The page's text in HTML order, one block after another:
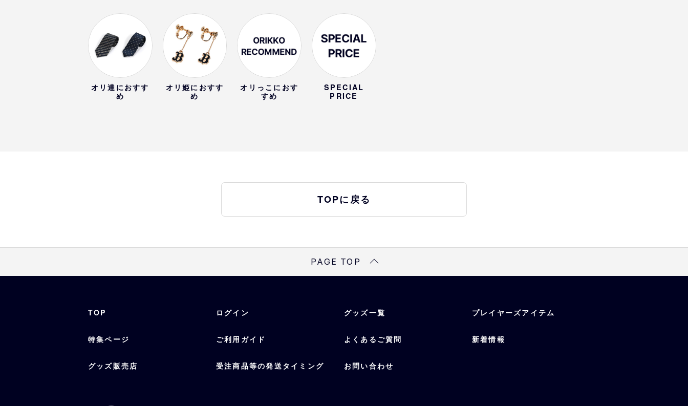
オリ達におすす
め
オリ姫におすす
め
オリっこにおす
すめ
SPECIAL
PRICE
TOPに戻る
PAGE TOP
TOP ログイン グッズ一覧 プレイヤーズアイテム
特集ページ ご利用ガイド よくあるご質問 新着情報
グッズ販売店 受注商品等の発送タイミング お問い合わせ